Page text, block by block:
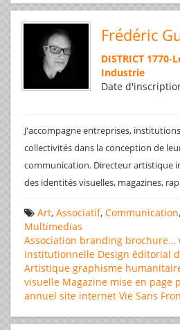
Frédéric
DISTRICT 1770-
Industrie
Date
J'accompagne entreprises,
collectivités dans la conception de
communication. Directeur artistique
des identités visuelles, magazines,
Art, Associatif, Communication,
Multimedias
Association branding brochure…
institutionnelle Design éditorial
Artistique graphisme
visuelle Magazine mise en page
annuel site internet Vie Sans